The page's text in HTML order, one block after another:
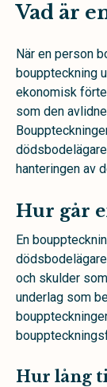
Vad är
När en person
bouppteckning
ekonomisk
som den
hanteringen av
Hur går
En
och skulder
underlag som
Hur lång